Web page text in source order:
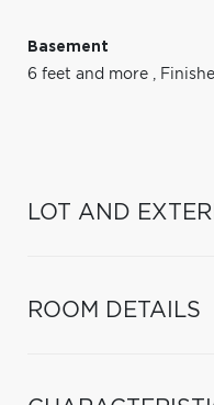
Basement
6 feet and more ,
LOT AND
ROOM DETAILS